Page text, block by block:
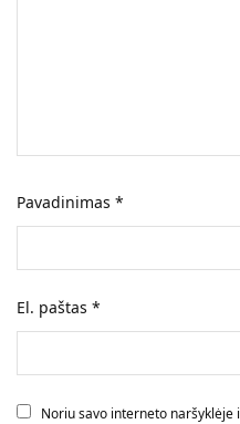
Pavadinimas*
El. paštas*
Noriu savo interneto